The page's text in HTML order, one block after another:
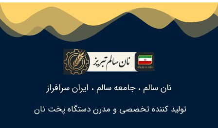
نان سالم ، جامعه سالم ، ایران سرافراز
تولید کننده تخصصی و مدرن دستگاه پخت نان